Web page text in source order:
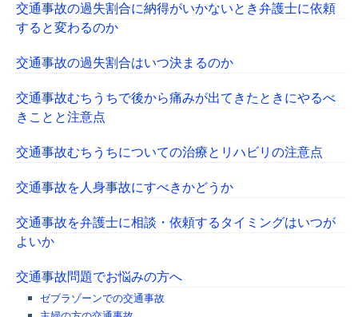
交通事故の過失割合に納得がいかないとき弁護士に依頼
すると変わるのか
交通事故の過失割合はいつ決まるのか
交通事故むちうちで後から痛みが出てきたときにやるべ
きことと注意点
交通事故むちうちについての治療とリハビリの注意点
交通事故を人身事故にすべきかどうか
交通事故を弁護士に相談・依頼するタイミングはいつが
よいか
交通事故問題でお悩みの方へ
ゼブラゾーンでの交通事故